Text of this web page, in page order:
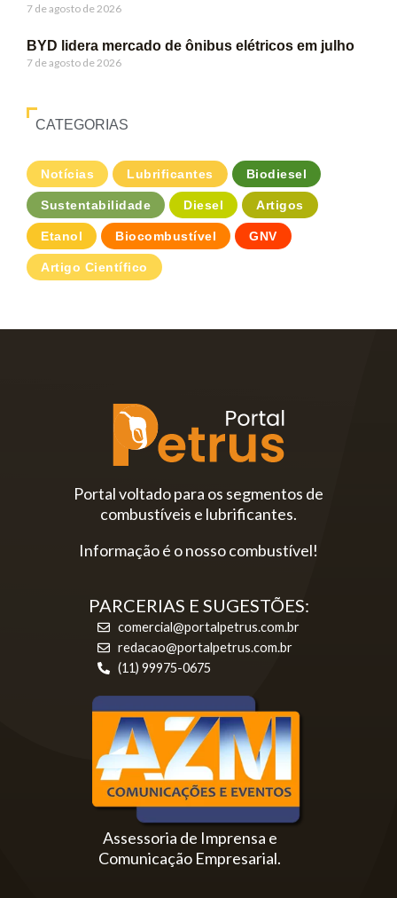
7 de agosto de 2026
BYD lidera mercado de ônibus elétricos em julho
7 de agosto de 2026
CATEGORIAS
Notícias Lubrificantes Biodiesel
Sustentabilidade Diesel Artigos
Etanol Biocombustível GNV
Artigo Científico
Portal voltado para os segmentos de
combustíveis e lubrificantes.
Informação é o nosso combustível!
PARCERIAS E SUGESTÕES:
comercial@portalpetrus.com.br
redacao@portalpetrus.com.br
(11) 99975-0675
Assessoria de Imprensa e
Comunicação Empresarial.